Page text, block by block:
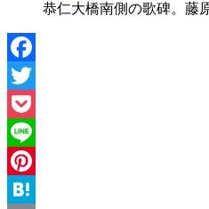
恭仁大橋南側の歌碑。藤
Facebook
Twitter
Pocket
Line
Pinterest